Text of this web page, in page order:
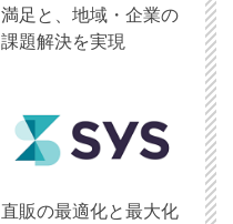
満足と、地域・企業の
課題解決を実現
直販の最適化と最大化